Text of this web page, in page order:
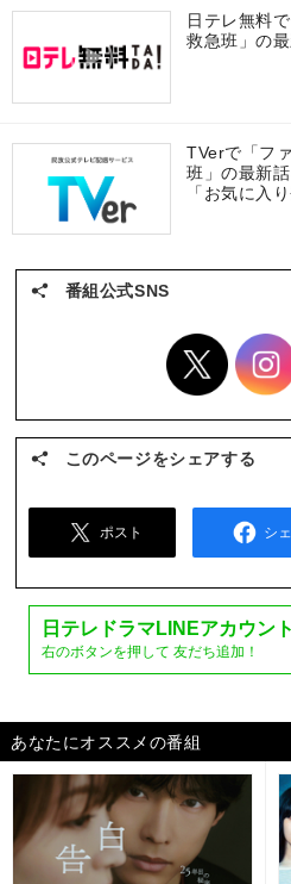
日テレ無料
救急班」の
TVerで「フ
班」の最新
「お気に入
番組公式SNS
このページをシェアする
ポスト シ
日テレドラマ LINEアカウント
右のボタンを押して 友だち追加！
あなたにオススメの番組